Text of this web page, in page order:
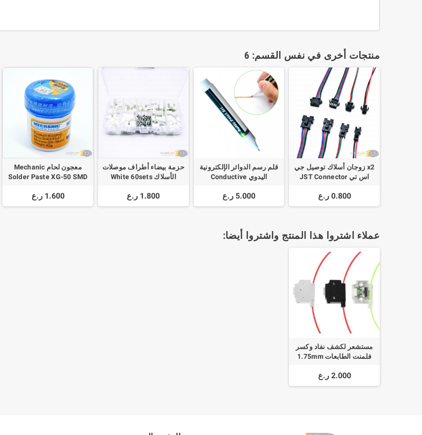
منتجات أخرى في نفس القسم: 6
x2 زوجان أسلاك توصيل جي
اس تي JST Connector
0.800 ر.ع
قلم رسم الدوائر الإلكترونية
اليدوي Conductive
Draw Ink Pen Tool
5.000 ر.ع
حزمة بيضاء أطراف موصلات
الأسلاك White 60sets
2.54mm 2.5mm Pin
Header
1.800 ر.ع
معجون لحام Mechanic
Solder Paste XG-50 SMD
1.600 ر.ع
عملاء اشتروا هذا المنتج واشتروا أيضا:
مستشعر لكشف نفاد وكسر
فلمنت الطابعات 1.75mm
3D Printers
2.000 ر.ع